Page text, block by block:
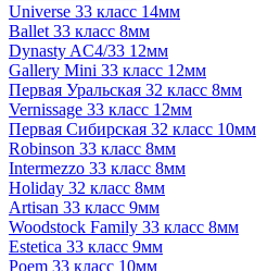
Universe 33 класс 14мм
Ballet 33 класс 8мм
Dynasty AC4/33 12мм
Gallery Mini 33 класс 12мм
Первая Уральская 32 класс 8мм
Vernissage 33 класс 12мм
Первая Сибирская 32 класс 10мм
Robinson 33 класс 8мм
Intermezzo 33 класс 8мм
Holiday 32 класс 8мм
Artisan 33 класс 9мм
Woodstock Family 33 класс 8мм
Estetica 33 класс 9мм
Poem 33 класс 10мм